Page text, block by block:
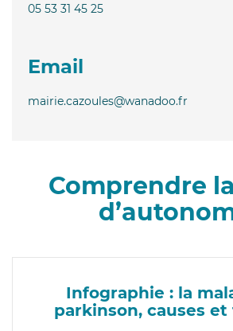
05 53 31 45 25
Email
mairie.cazoules@wanadoo.fr
Comprendre
Infographie : la
parkinson, causes